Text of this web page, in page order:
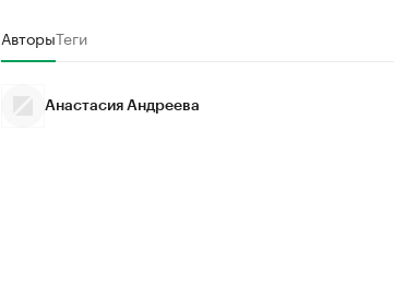
АвторыТеги
Анастасия Андреева